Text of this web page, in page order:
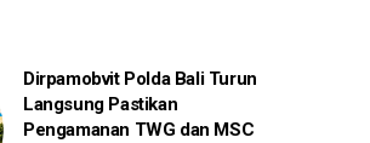
Dirpamobvit Polda Bali Turun
Langsung Pastikan
Pengamanan TWG dan MSC